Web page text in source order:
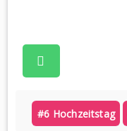
#6 Hochzeitstag